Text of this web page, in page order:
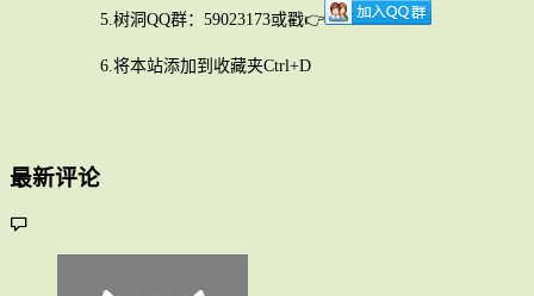
5.树洞QQ群：59023173或戳👉
6.将本站添加到收藏夹Ctrl+D
最新评论